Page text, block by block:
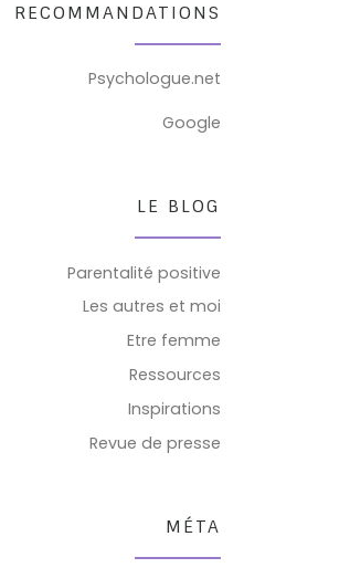
RECOMMANDATIONS
Psychologue.net
Google
LE BLOG
Parentalité positive
Les autres et moi
Etre femme
Ressources
Inspirations
Revue de presse
MÉTA